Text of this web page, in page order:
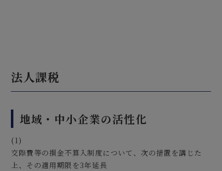
法人課税
地域・中小企業の活性化
(1)
交際費等の損金不算入制度について、次の措置を講じた
上、その適用期限を3年延長